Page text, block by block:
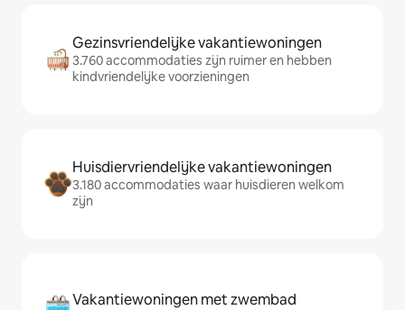
Gezinsvriendelijke vakantiewoningen
3.760 accommodaties zijn ruimer en hebben
kindvriendelijke voorzieningen
Huisdiervriendelijke vakantiewoningen
3.180 accommodaties waar huisdieren welkom
zijn
Vakantiewoningen met zwembad